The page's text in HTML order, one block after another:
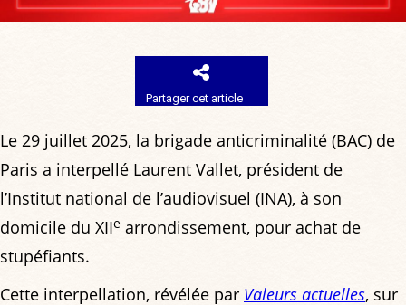
Partager cet article
Le 29 juillet 2025, la brigade anticriminalité (BAC) de
Paris a interpellé Laurent Vallet, président de
l’Institut national de l’audiovisuel (INA), à son
domicile du XIIe arrondissement, pour achat de
stupéfiants.
Cette interpellation, révélée par Valeurs actuelles, sur